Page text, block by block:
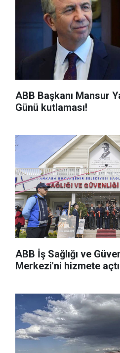
ABB Başkanı Mansur
Günü kutlaması!
ABB İş Sağlığı ve
Merkezi'ni hizmete